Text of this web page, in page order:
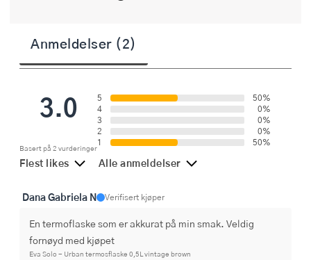
Anmeldelser (2)
3.0
Basert på 2 vurderinger
5
50%
4
0%
3
0%
2
0%
1
50%
Flest likes Alle anmeldelser
Dana Gabriela N Verifisert kjøper
En termoflaske som er akkurat på min smak. Veldig
fornøyd med kjøpet
Eva Solo - Urban termosflaske 0,5L vintage brown